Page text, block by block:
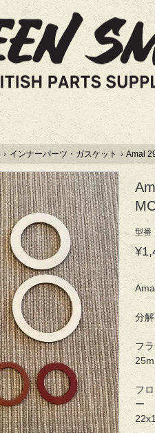
› インナーパーツ・ガスケット › Amal
型番
分
フ
フ
ー